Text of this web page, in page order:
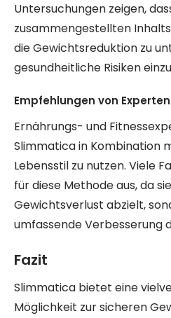
Untersuchungen zeigen,
zusammengestellten
die Gewichtsreduktion zu
gesundheitliche Risiken
Empfehlungen von Experten
Ernährungs- und
Slimmatica in Kombination
Lebensstil zu nutzen. Viele
für diese Methode aus, da
Gewichtsverlust abzielt,
umfassende Verbesserung
Fazit
Slimmatica bietet eine
Möglichkeit zur sicheren